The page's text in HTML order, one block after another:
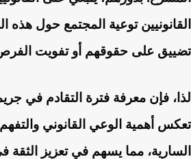
القانونيين توعية المجتمع حول هذه
تضييق على حقوقهم أو تفويت الفرص
لذا، فإن معرفة فترة التقادم في
تعكس أهمية الوعي القانوني والتفهم
السارية، مما يسهم في تعزيز الثقة